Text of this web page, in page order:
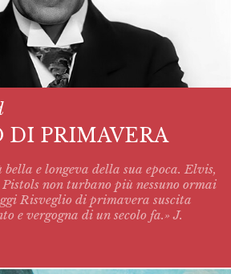
DI PRIMAVERA
e longeva della sua epoca. Elvis,
non turbano più nessuno ormai
Risveglio di primavera suscita
e vergogna di un secolo fa.» J.